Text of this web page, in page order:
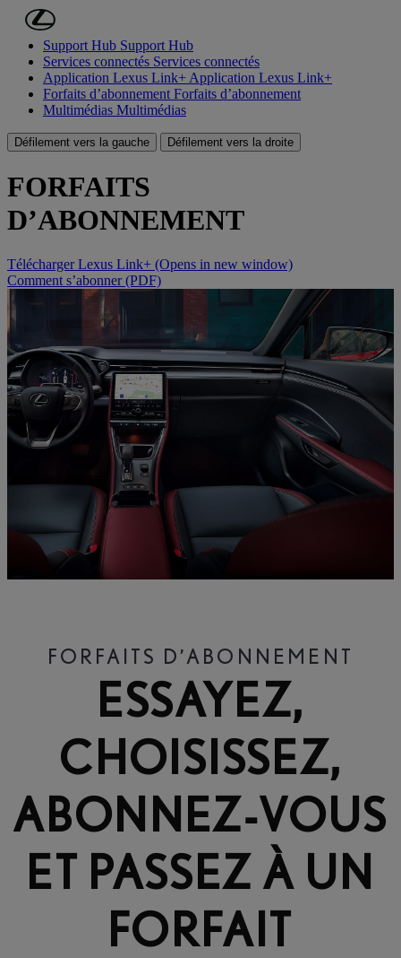
Passer au contenu principal
Support Hub Support Hub
Services connectés Services connectés
Application Lexus Link+ Application Lexus Link+
Forfaits d’abonnement Forfaits d’abonnement
Multimédias Multimédias
Défilement vers la gauche Défilement vers la droite
FORFAITS
D’ABONNEMENT
Télécharger Lexus Link+ (Opens in new window)
Comment s’abonner (PDF)
FORFAITS D’ABONNEMENT
ESSAYEZ,
CHOISISSEZ,
ABONNEZ-VOUS
ET PASSEZ À UN
FORFAIT